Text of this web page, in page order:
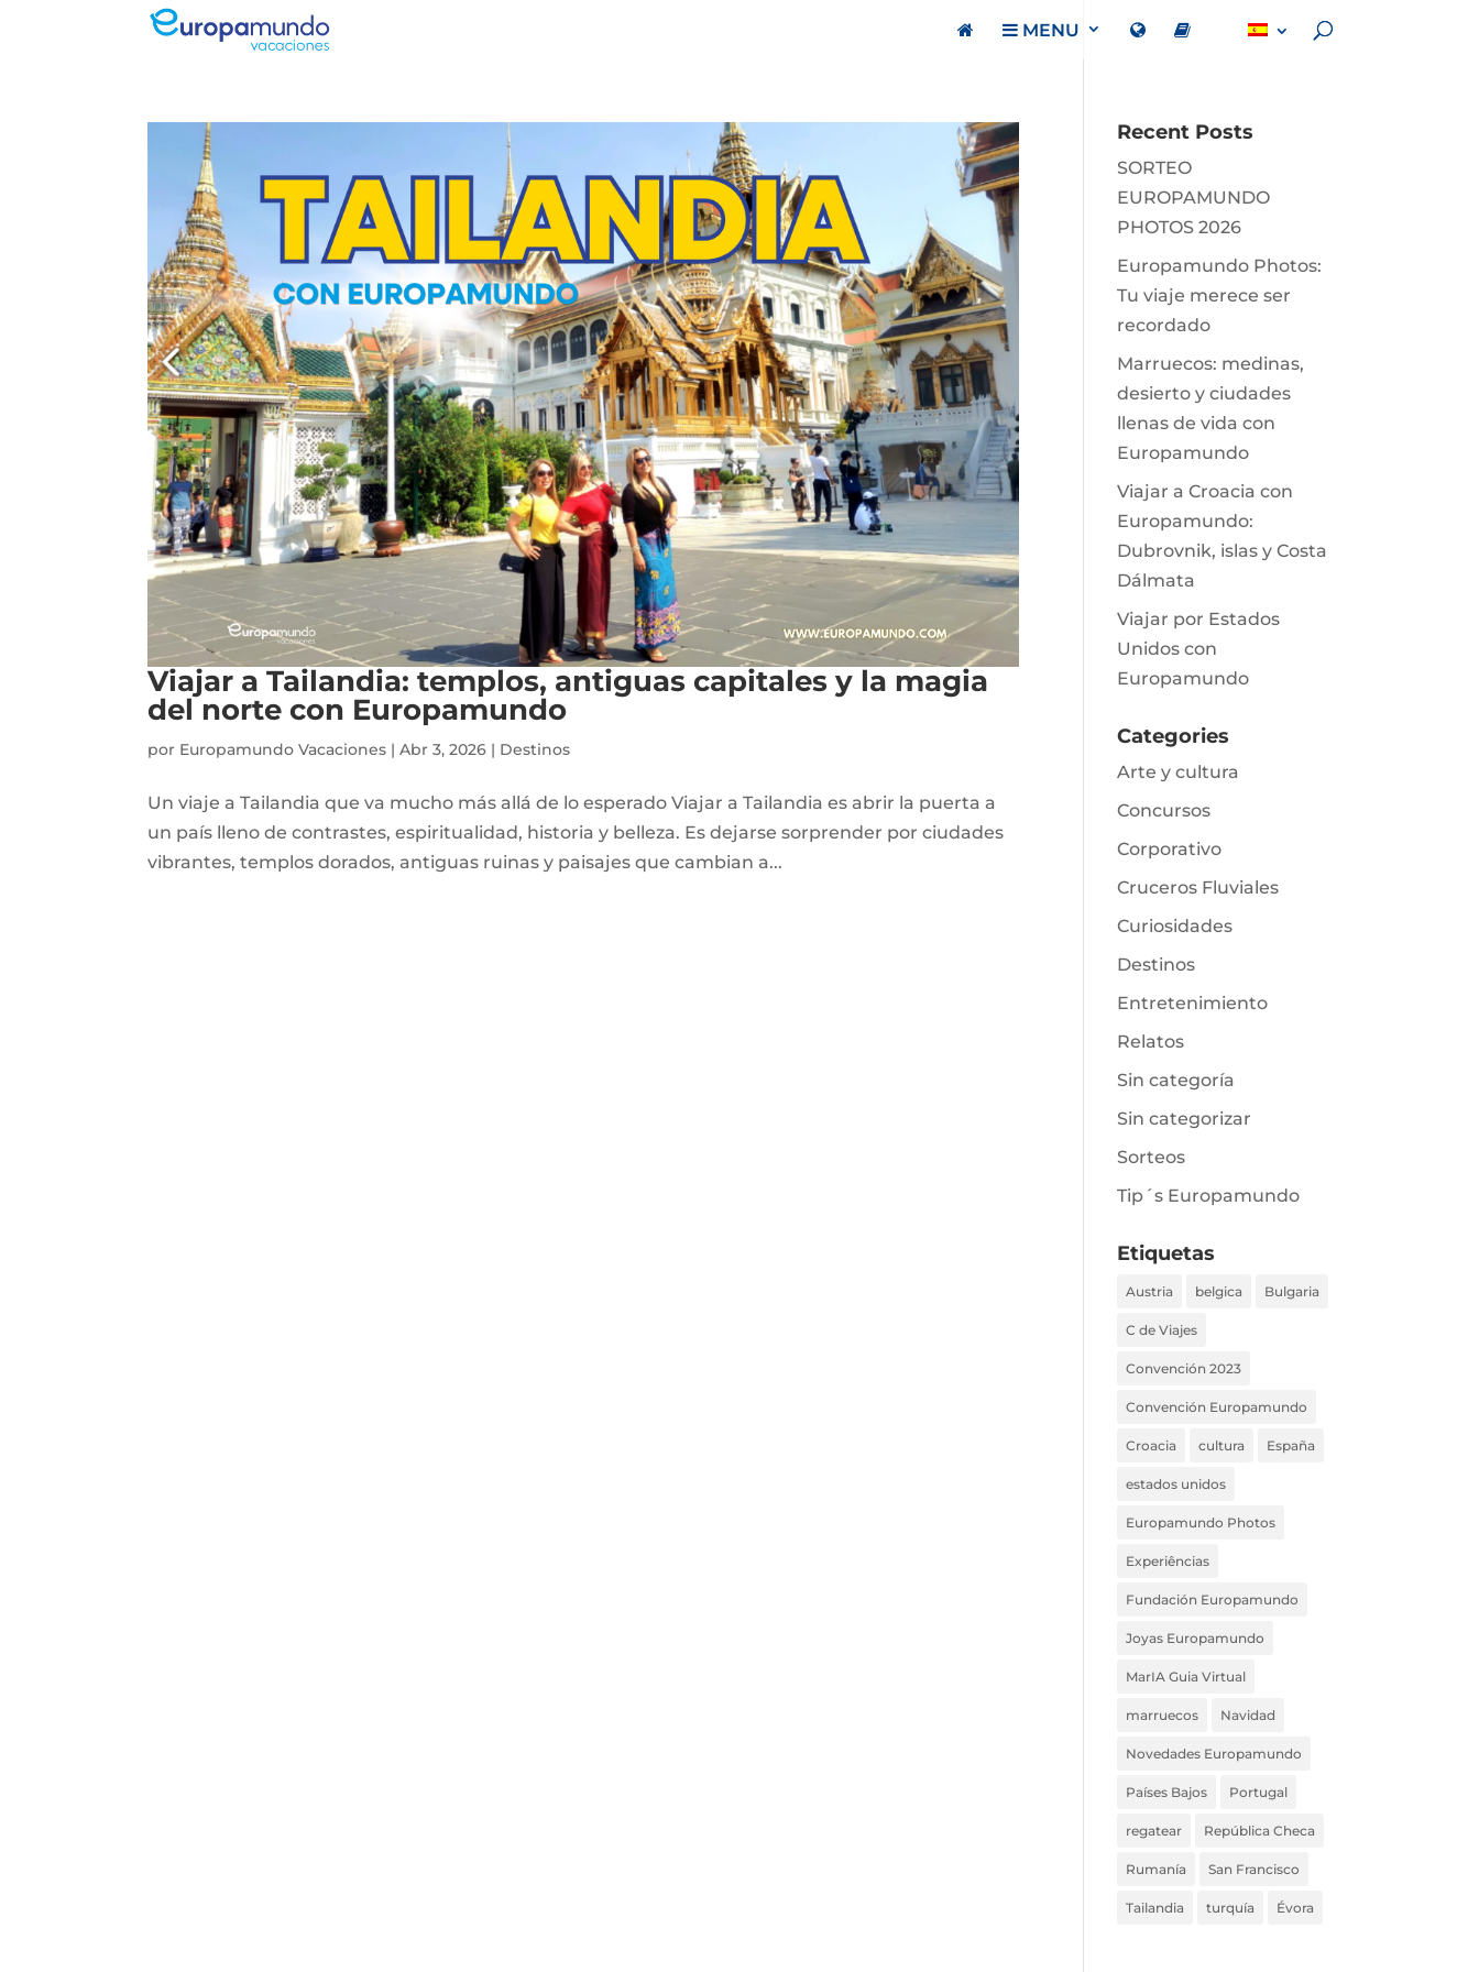
MENU
Viajar a Tailandia: templos, antiguas capitales y la magia
del norte con Europamundo
por Europamundo Vacaciones |Abr 3, 2026 | Destinos
Un viaje a Tailandia que va mucho más allá de lo esperado Viajar a Tailandia es abrir la puerta a
un país lleno de contrastes, espiritualidad, historia y belleza. Es dejarse sorprender por ciudades
vibrantes, templos dorados, antiguas ruinas y paisajes que cambian a...
Recent Posts
SORTEO
EUROPAMUNDO
PHOTOS 2026
Europamundo Photos:
Tu viaje merece ser
recordado
Marruecos: medinas,
desierto y ciudades
llenas de vida con
Europamundo
Viajar a Croacia con
Europamundo:
Dubrovnik, islas y Costa
Dálmata
Viajar por Estados
Unidos con
Europamundo
Categories
Arte y cultura
Concursos
Corporativo
Cruceros Fluviales
Curiosidades
Destinos
Entretenimiento
Relatos
Sin categoría
Sin categorizar
Sorteos
Tip´s Europamundo
Etiquetas
Austria belgica Bulgaria
C de Viajes
Convención 2023
Convención Europamundo
Croacia cultura España
estados unidos
Europamundo Photos
Experiências
Fundación Europamundo
Joyas Europamundo
MarIA Guia Virtual
marruecos Navidad
Novedades Europamundo
Países Bajos Portugal
regatear República Checa
Rumanía San Francisco
Tailandia turquía Évora